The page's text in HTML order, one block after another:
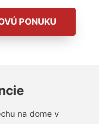
PONUKU
na dome v